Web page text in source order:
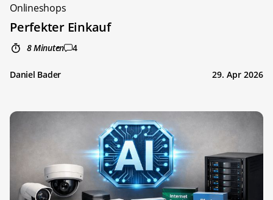
Onlineshops
Perfekter Einkauf
8 Minuten 4
Daniel Bader 29. Apr 2026